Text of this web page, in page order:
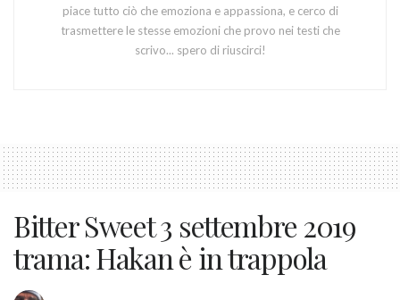
piace tutto ciò che emoziona e appassiona, e cerco di
trasmettere le stesse emozioni che provo nei testi che
scrivo... spero di riuscirci!
Bitter Sweet 3 settembre 2019
trama: Hakan è in trappola